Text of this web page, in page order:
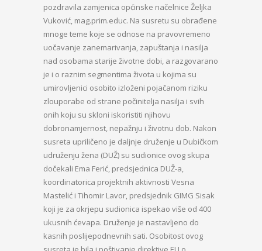
pozdravila zamjenica općinske načelnice Željka
Vuković, mag.prim.educ. Na susretu su obrađene
mnoge teme koje se odnose na pravovremeno
uočavanje zanemarivanja, zapuštanja i nasilja
nad osobama starije životne dobi, a razgovarano
je i o raznim segmentima života u kojima su
umirovljenici osobito izloženi pojačanom riziku
zlouporabe od strane počinitelja nasilja i svih
onih koju su skloni iskoristiti njihovu
dobronamjernost, nepažnju i životnu dob. Nakon
susreta upriličeno je daljnje druženje u Dubičkom
udruženju žena (DUŽ) su sudionice ovog skupa
dočekali Ema Ferić, predsjednica DUŽ-a,
koordinatorica projektnih aktivnosti Vesna
Mastelić i Tihomir Lavor, predsjednik GIMG Sisak
koji je za okrjepu sudionica ispekao više od 400
ukusnih ćevapa. Druženje je nastavljeno do
kasnih poslijepodnevnih sati. Osobitost ovog